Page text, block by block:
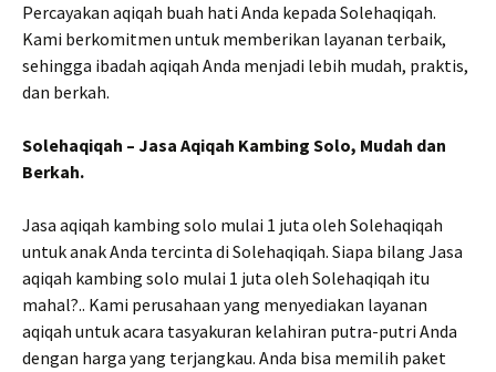
Percayakan aqiqah buah hati Anda kepada Solehaqiqah.
Kami berkomitmen untuk memberikan layanan terbaik,
sehingga ibadah aqiqah Anda menjadi lebih mudah, praktis,
dan berkah.
Solehaqiqah – Jasa Aqiqah Kambing Solo, Mudah dan
Berkah.
Jasa aqiqah kambing solo mulai 1 juta oleh Solehaqiqah
untuk anak Anda tercinta di Solehaqiqah. Siapa bilang Jasa
aqiqah kambing solo mulai 1 juta oleh Solehaqiqah itu
mahal?.. Kami perusahaan yang menyediakan layanan
aqiqah untuk acara tasyakuran kelahiran putra-putri Anda
dengan harga yang terjangkau. Anda bisa memilih paket